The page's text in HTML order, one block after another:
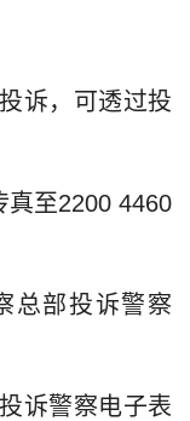
诉，可透过投
真至2200 4460
总部投诉警察
诉警察电子表